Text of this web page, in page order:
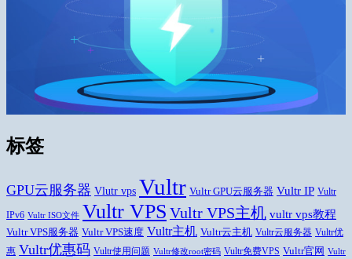
标签
GPU云服务器 Vlutr vps Vultr Vultr GPU云服务器 Vultr IP Vultr
IPv6 Vultr ISO文件 Vultr VPS Vultr VPS主机 vultr vps教程
Vultr VPS服务器 Vultr VPS速度 Vultr主机 Vultr云主机 Vultr云服务器 Vultr优
惠 Vultr优惠码 Vultr使用问题 Vultr修改root密码 Vultr免费VPS Vultr官网
Vultr